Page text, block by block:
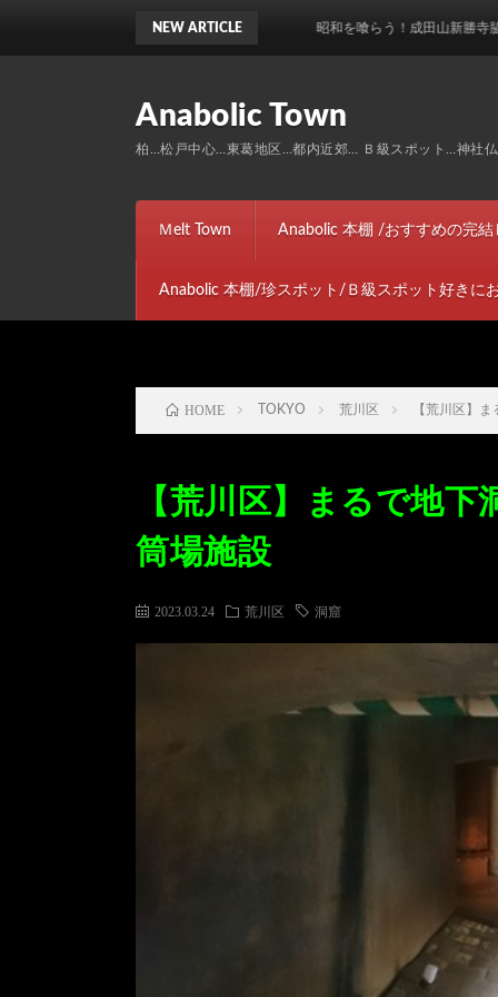
Anabolic Town
柏…松戸中心…東葛地区…都内近郊… Ｂ級スポット…神社
Ｍelt Town Anabolic 本棚 /おすすめの完
Anabolic 本棚/珍スポット/Ｂ級スポット好きに
NEW ARTICLE昭和を喰らう！成田山新勝寺脇のお土産通り
HOME TOKYO 荒川区 【荒川区】
【荒川区】まるで地
筒場施設
2023.03.24 荒川区 洞窟